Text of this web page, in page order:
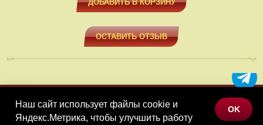
ДОБАВИТЬ В КОРЗИНУ
ОСТАВИТЬ ОТЗЫВ
МЕНЮ
КАТАЛОГ ТОВАРОВ
Наш сайт использует файлы cookie и
Яндекс.Метрика, чтобы улучшить работу
OK